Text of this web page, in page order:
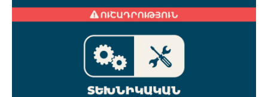
9900. Вайк Чаренцаван Ванадзор